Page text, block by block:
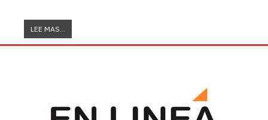
LEE MAS...